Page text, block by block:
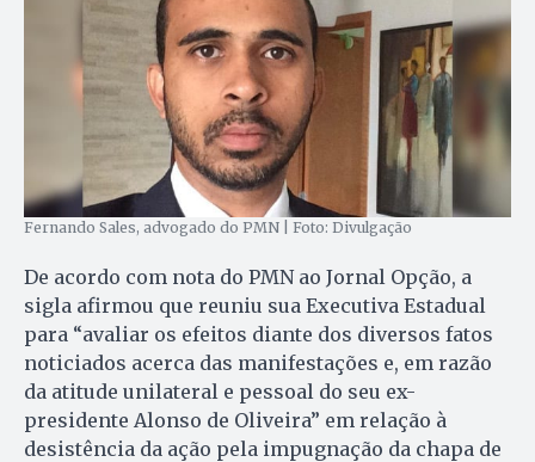
Fernando Sales, advogado do PMN | Foto: Divulgação
De acordo com nota do PMN ao Jornal Opção, a
sigla afirmou que reuniu sua Executiva Estadual
para “avaliar os efeitos diante dos diversos fatos
noticiados acerca das manifestações e, em razão
da atitude unilateral e pessoal do seu ex-
presidente Alonso de Oliveira” em relação à
desistência da ação pela impugnação da chapa de